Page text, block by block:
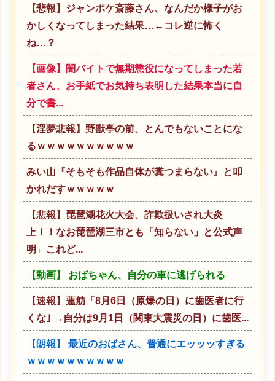
【悲報】ジャンポケ斎藤さん、なんだか様子がお
かしくなってしまった結果…←コレ逆に怖く
ね…？
【画像】闇バイトで無期懲役になってしまった若
者さん、お手紙でお気持ち表明した結果本当に自
分で書...
【淫夢悲報】野獣亭の前、とんでもないことにな
るｗｗｗｗｗｗｗｗｗｗ
みい山『そもそも作品自体が糞つまらない』と叩
かれだすｗｗｗｗｗ
【悲報】琵琶湖花火大会、詐欺扱いされ大炎
上！！なお琵琶湖三市とも「知らない」と公式声
明←これど...
【動画】 おばちゃん、自分の車に逃げられる
【速報】蓮舫「8月6日（原爆の日）に歯医者に行
くな｣ →自分は9月1日（関東大震災の日）に歯医...
【朗報】 最近のおばさん、普通にエッッッすぎる
ｗｗｗｗｗｗｗｗｗｗ